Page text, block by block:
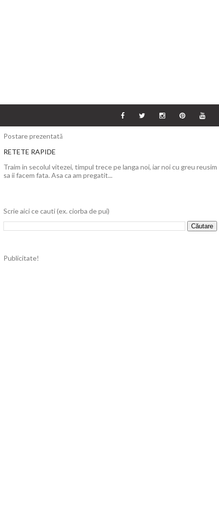
Postare prezentată
RETETE RAPIDE
Traim in secolul vitezei, timpul trece pe langa noi, iar noi cu greu reusim
sa ii facem fata. Asa ca am pregatit...
Scrie aici ce cauti (ex. ciorba de pui)
Publicitate!